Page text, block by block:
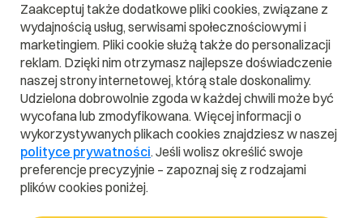
Zaakceptuj także dodatkowe pliki cookies, związane z
wydajnością usług, serwisami społecznościowymi i
marketingiem. Pliki cookie służą także do personalizacji
reklam. Dzięki nim otrzymasz najlepsze doświadczenie
naszej strony internetowej, którą stale doskonalimy.
Udzielona dobrowolnie zgoda w każdej chwili może być
wycofana lub zmodyfikowana. Więcej informacji o
wykorzystywanych plikach cookies znajdziesz w naszej
polityce prywatności. Jeśli wolisz określić swoje
preferencje precyzyjnie – zapoznaj się z rodzajami
plików cookies poniżej.